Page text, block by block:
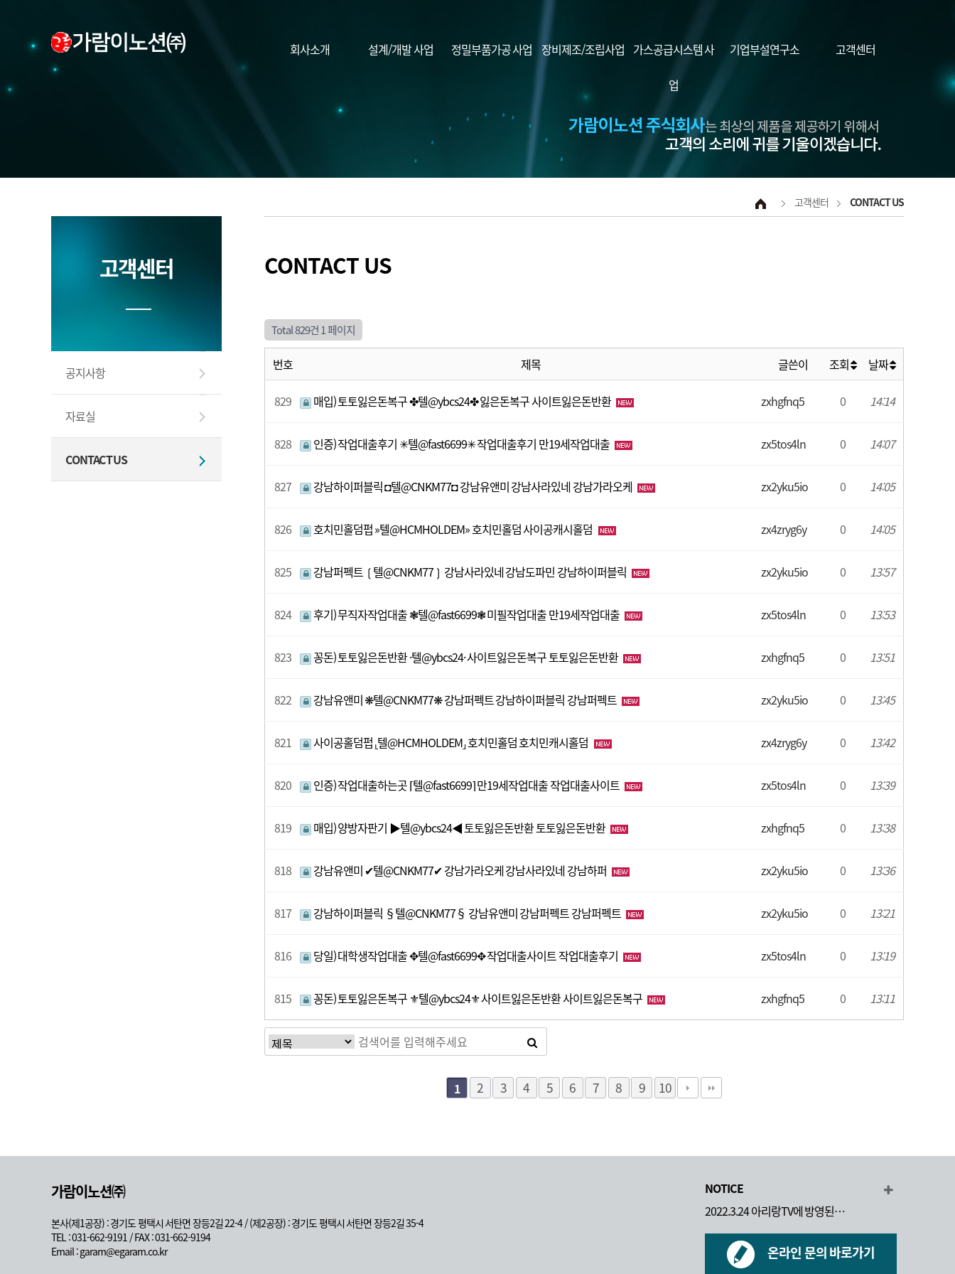
회사소개 설계/개발 사업 정밀부품가공 사업 장비제조/조립사업 가스공급시스템 사
업
기업부설연구소 고객센터
고객센터
공지사항
자료실
CONTACT US
고객센터 CONTACT US
CONTACT US
Total 829건 1 페이지
번호 제목 글쓴이 조회 날짜
829 매입) 토토잃은돈복구 ✤텔@ybcs24✤ 잃은돈복구 사이트잃은돈반환 zxhgfnq5 0 14:14
828 인증) 작업대출후기 ✳텔@fast6699✳ 작업대출후기 만19세작업대출 zx5tos4ln 0 14:07
827 강남하이퍼블릭 ◘텔@CNKM77◘ 강남유앤미 강남사라있네 강남가라오케 zx2yku5io 0 14:05
826 호치민홀덤펍 »텔@HCMHOLDEM» 호치민홀덤 사이공캐시홀덤 zx4zryg6y 0 14:05
825 강남퍼펙트 ❲텔@CNKM77❳ 강남사라있네 강남도파민 강남하이퍼블릭 zx2yku5io 0 13:57
824 후기) 무직자작업대출 ❃텔@fast6699❃ 미필작업대출 만19세작업대출 zx5tos4ln 0 13:53
823 꽁돈) 토토잃은돈반환 ·텔@ybcs24· 사이트잃은돈복구 토토잃은돈반환 zxhgfnq5 0 13:51
822 강남유앤미 ❋텔@CNKM77❋ 강남퍼펙트 강남하이퍼블릭 강남퍼펙트 zx2yku5io 0 13:45
821 사이공홀덤펍 ⸤텔@HCMHOLDEM⸥ 호치민홀덤 호치민캐시홀덤 zx4zryg6y 0 13:42
820 인증) 작업대출하는곳 ⌈텔@fast6699⌉ 만19세작업대출 작업대출사이트 zx5tos4ln 0 13:39
819 매입) 양방자판기 ▶텔@ybcs24◀ 토토잃은돈반환 토토잃은돈반환 zxhgfnq5 0 13:38
818 강남유앤미 ✔텔@CNKM77✔ 강남가라오케 강남사라있네 강남하퍼 zx2yku5io 0 13:36
817 강남하이퍼블릭 §텔@CNKM77§ 강남유앤미 강남퍼펙트 강남퍼펙트 zx2yku5io 0 13:21
816 당일) 대학생작업대출 ✥텔@fast6699✥ 작업대출사이트 작업대출후기 zx5tos4ln 0 13:19
815 꽁돈) 토토잃은돈복구 ⚜텔@ybcs24⚜ 사이트잃은돈반환 사이트잃은돈복구 zxhgfnq5 0 13:11
1 2 3 4 5 6 7 8 9 10
가람이노션㈜
본사(제1공장) : 경기도 평택시 서탄면 장등2길 22-4 / (제2공장) : 경기도 평택시 서탄면 장등2길 35-4
TEL : 031-662-9191 / FAX : 031-662-9194
Email : garam@egaram.co.kr
NOTICE
2022.3.24 아리랑TV에 방영된…
온라인 문의 바로가기